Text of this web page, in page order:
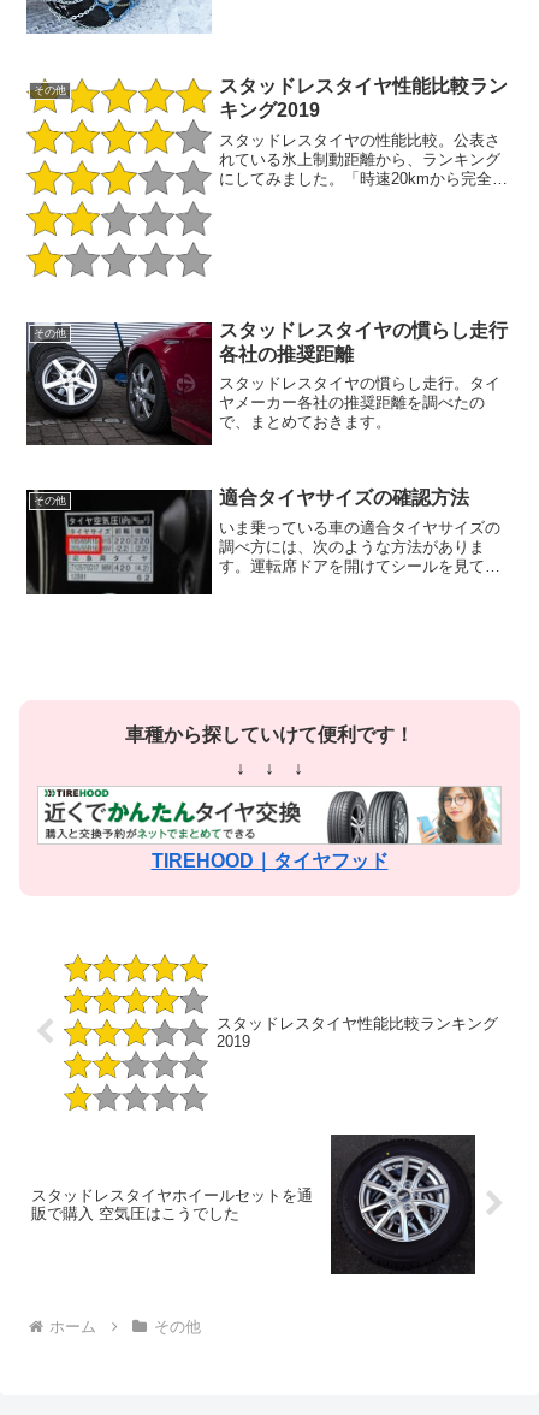
その他
スタッドレスタイヤ性能比較ラン
キング2019
スタッドレスタイヤの性能比較。公表さ
れている氷上制動距離から、ランキング
にしてみました。「時速20kmから完全停
その他
スタッドレスタイヤの慣らし走行
各社の推奨距離
スタッドレスタイヤの慣らし走行。タイ
ヤメーカー各社の推奨距離を調べたの
で、まとめておきます。
その他 適合タイヤサイズの確認方法
いま乗っている車の適合タイヤサイズの
調べ方には、次のような方法がありま
す。運転席ドアを開けてシールを見てみ
車種から探していけて便利です！
↓ ↓ ↓
TIREHOOD｜タイヤフッド
スタッドレスタイヤ性能比較ランキング
2019
スタッドレスタイヤホイールセットを通
販で購入 空気圧はこうでした
ホーム その他